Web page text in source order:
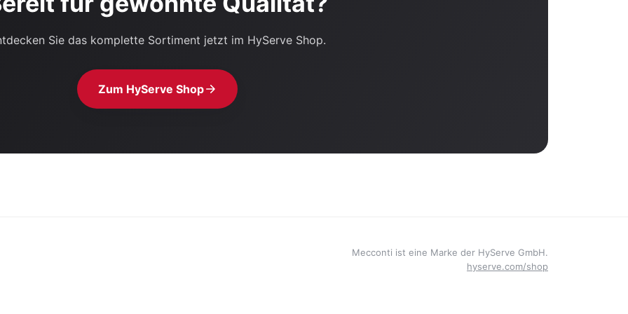
Sie das komplette Sortiment jetzt im HyServe Shop.
Zum HyServe Shop
Mecconti ist eine Marke der HyServe GmbH.
hyserve.com/shop